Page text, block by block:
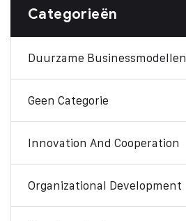
Categorieën
Duurzame Businessmodellen
Geen Categorie
Innovation And Cooperation
Organizational Development